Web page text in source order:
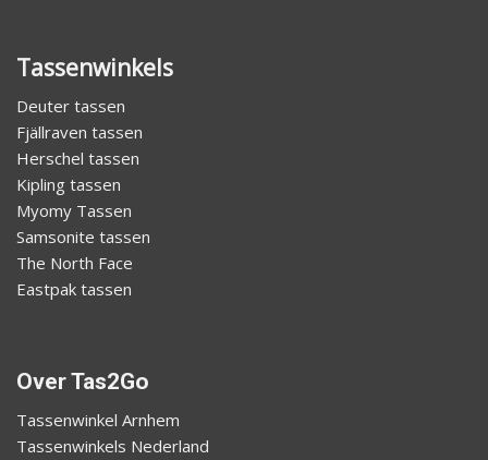
Tassenwinkels
Deuter tassen
Fjällraven tassen
Herschel tassen
Kipling tassen
Myomy Tassen
Samsonite tassen
The North Face
Eastpak tassen
Over Tas2Go
Tassenwinkel Arnhem
Tassenwinkels Nederland